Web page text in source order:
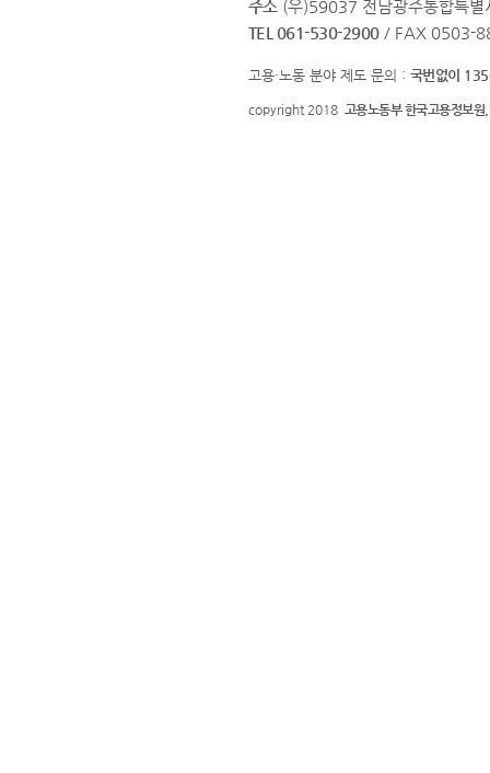
주소 (우)59037 전남광주통합특
TEL 061-530-2900 / FAX 0503-
고용·노동 분야 제도 문의 : 국번없이
copyright 2018 고용노동부 한국고용정보원.